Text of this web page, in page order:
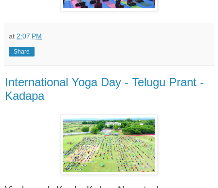
at 2:07 PM
Share
International Yoga Day - Telugu Prant -
Kadapa